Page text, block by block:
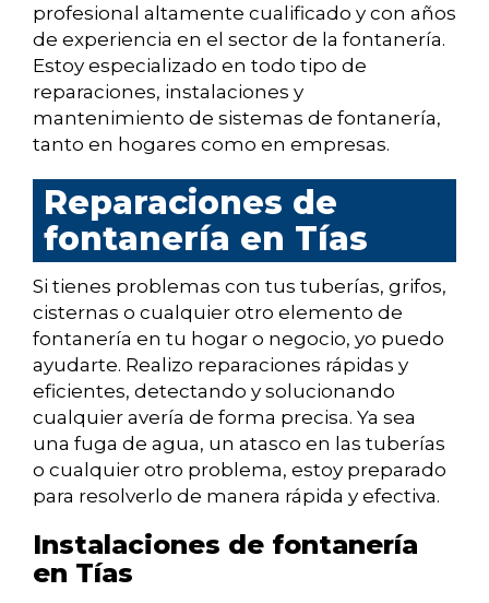
profesional altamente cualificado y con años
de experiencia en el sector de la fontanería.
Estoy especializado en todo tipo de
reparaciones, instalaciones y
mantenimiento de sistemas de fontanería,
tanto en hogares como en empresas.
Reparaciones de
fontanería en Tías
Si tienes problemas con tus tuberías, grifos,
cisternas o cualquier otro elemento de
fontanería en tu hogar o negocio, yo puedo
ayudarte. Realizo reparaciones rápidas y
eficientes, detectando y solucionando
cualquier avería de forma precisa. Ya sea
una fuga de agua, un atasco en las tuberías
o cualquier otro problema, estoy preparado
para resolverlo de manera rápida y efectiva.
Instalaciones de fontanería
en Tías